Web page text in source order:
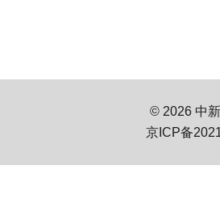
© 2026 中
京ICP备